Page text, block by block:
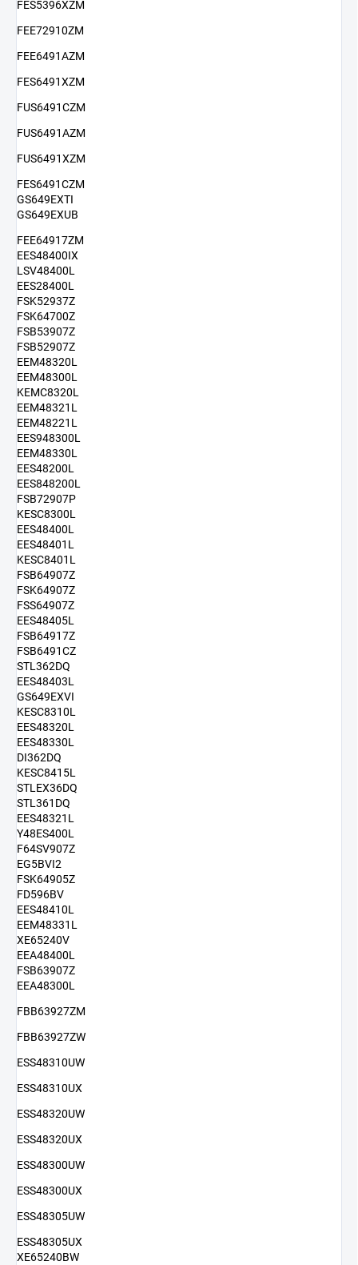
FES5396XZM
FEE72910ZM
FEE6491AZM
FES6491XZM
FUS6491CZM
FUS6491AZM
FUS6491XZM
FES6491CZM
GS649EXTI
GS649EXUB
FEE64917ZM
EES48400IX
LSV48400L
EES28400L
FSK52937Z
FSK64700Z
FSB53907Z
FSB52907Z
EEM48320L
EEM48300L
KEMC8320L
EEM48321L
EEM48221L
EES948300L
EEM48330L
EES48200L
EES848200L
FSB72907P
KESC8300L
EES48400L
EES48401L
KESC8401L
FSB64907Z
FSK64907Z
FSS64907Z
EES48405L
FSB64917Z
FSB6491CZ
STL362DQ
EES48403L
GS649EXVI
KESC8310L
EES48320L
EES48330L
DI362DQ
KESC8415L
STLEX36DQ
STL361DQ
EES48321L
Y48ES400L
F64SV907Z
EG5BVI2
FSK64905Z
FD596BV
EES48410L
EEM48331L
XE65240V
EEA48400L
FSB63907Z
EEA48300L
FBB63927ZM
FBB63927ZW
ESS48310UW
ESS48310UX
ESS48320UW
ESS48320UX
ESS48300UW
ESS48300UX
ESS48305UW
ESS48305UX
XE65240BW